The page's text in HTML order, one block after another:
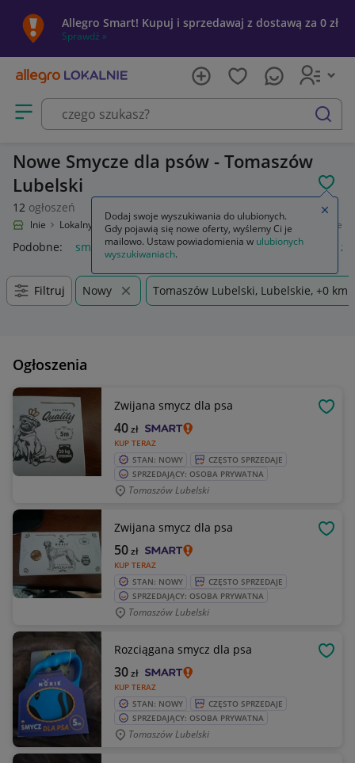
Allegro Smart! Kupuj i sprzedawaj z dostawą za 0 zł
Sprawdź »
Otwórz menu z kategoriami
szukaj
Nowe Smycze dla psów - Tomaszów
Lubelski
12 ogłoszeń
Lokalnie Lokalny Ryneczek Artykuły dla zwierząt Dla psów Smycze
Podobne: smycz smycz dla psa smycz do kluczy smycz
Filtruj Nowy Tomaszów Lubelski, Lubelskie, +0 km
Ogłoszenia
Zwijana smycz dla psa
KUP TERAZ
40zł
STAN: NOWY
CZĘSTO SPRZEDAJE
SPRZEDAJĄCY: OSOBA PRYWATNA
Tomaszów Lubelski
Zwijana smycz dla psa
KUP TERAZ
50zł
STAN: NOWY
CZĘSTO SPRZEDAJE
SPRZEDAJĄCY: OSOBA PRYWATNA
Tomaszów Lubelski
Rozciągana smycz dla psa
KUP TERAZ
30zł
STAN: NOWY
CZĘSTO SPRZEDAJE
SPRZEDAJĄCY: OSOBA PRYWATNA
Tomaszów Lubelski
Dodaj swoje wyszukiwania do ulubionych.
Gdy pojawią się nowe oferty, wyślemy Ci je
mailowo. Ustaw powiadomienia w ulubionych
wyszukiwaniach.